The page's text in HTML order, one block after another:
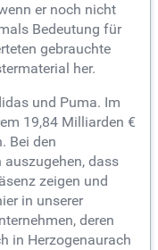
er noch nicht
Bedeutung für
gebrauchte
her.
und Puma. Im
19,84 Milliarden €
Bei den
dass
zeigen und
in unserer
deren
in Herzogenaurach